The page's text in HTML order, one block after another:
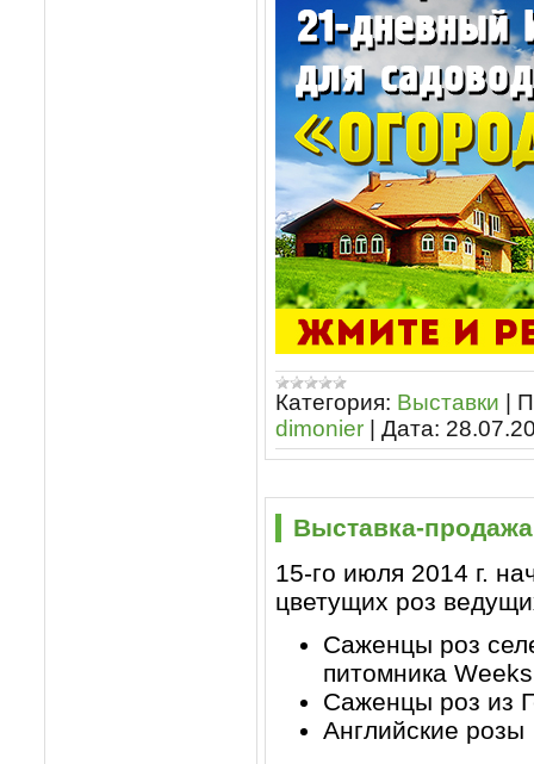
Категория: Выставки
dimonier
Дата:
Выставка-
15-го июля 2014 г.
цветущих роз
Саженцы роз
питомника Weeks
Саженцы роз из
Английские